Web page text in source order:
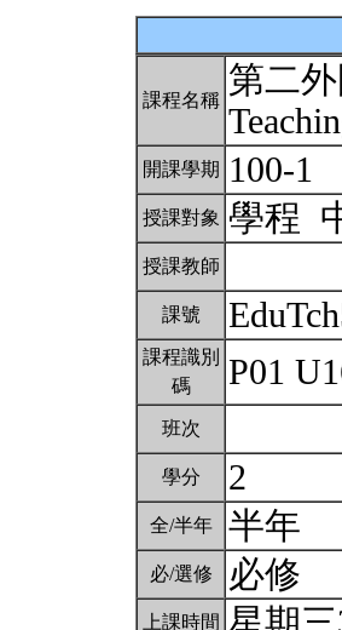
課程名稱 第二
開課學期 100-1
授課對象 學程
授課教師
課號
課程識別
碼
P01
班次
學分 2
全/半年 半年
必/選修 必修
上課時間